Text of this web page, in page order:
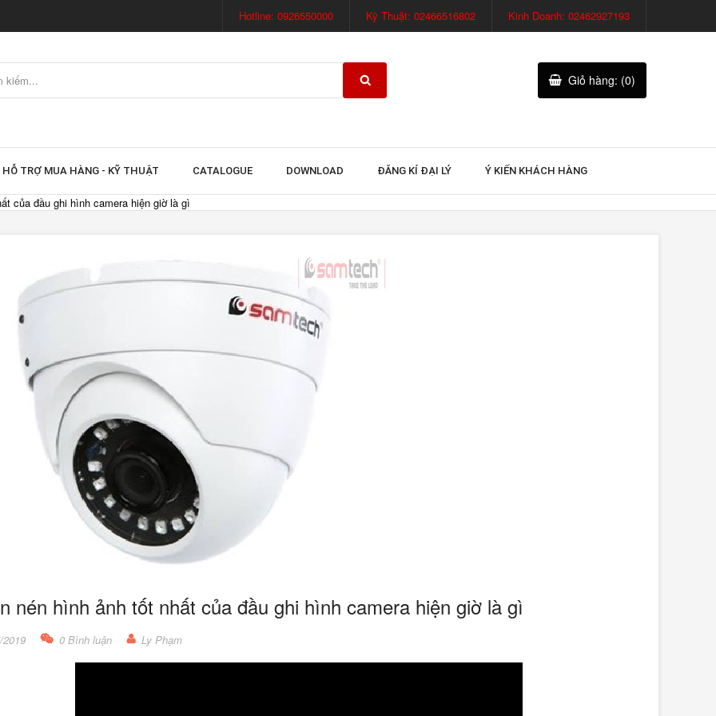
Hotline: 0926550000 Kỹ Thuật: 02466516802 Kinh Doanh: 02462927193
Giỏ hàng: (0)
HỖ TRỢ MUA HÀNG - KỸ THUẬT CATALOGUE DOWNLOAD ĐĂNG KÍ ĐẠI LÝ Ý KIẾN KHÁCH HÀNG
của đầu ghi hình camera hiện giờ là gì
nén hình ảnh tốt nhất của đầu ghi hình camera hiện giờ là gì
2019 0 Bình luận Ly Phạm